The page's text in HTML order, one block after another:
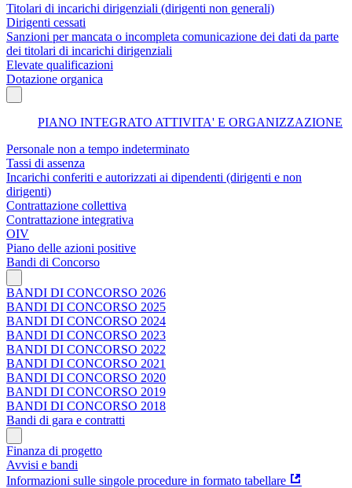
Titolari di incarichi dirigenziali (dirigenti non generali)
Dirigenti cessati
Sanzioni per mancata o incompleta comunicazione dei dati da parte
dei titolari di incarichi dirigenziali
Elevate qualificazioni
Dotazione organica
PIANO INTEGRATO ATTIVITA' E ORGANIZZAZIONE
Personale non a tempo indeterminato
Tassi di assenza
Incarichi conferiti e autorizzati ai dipendenti (dirigenti e non
dirigenti)
Contrattazione collettiva
Contrattazione integrativa
OIV
Piano delle azioni positive
Bandi di Concorso
BANDI DI CONCORSO 2026
BANDI DI CONCORSO 2025
BANDI DI CONCORSO 2024
BANDI DI CONCORSO 2023
BANDI DI CONCORSO 2022
BANDI DI CONCORSO 2021
BANDI DI CONCORSO 2020
BANDI DI CONCORSO 2019
BANDI DI CONCORSO 2018
Bandi di gara e contratti
Finanza di progetto
Avvisi e bandi
Informazioni sulle singole procedure in formato tabellare